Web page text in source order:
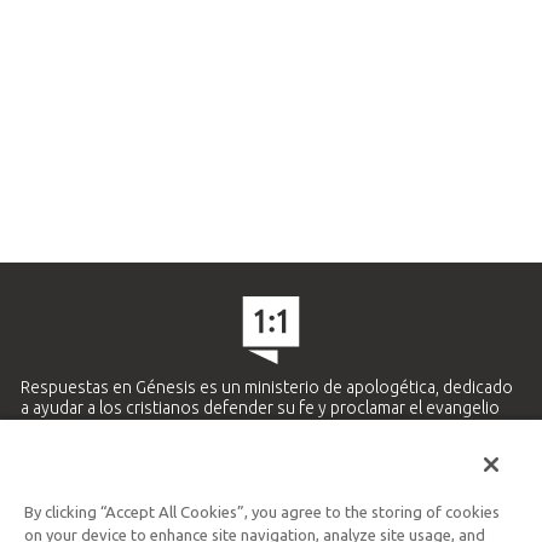
Respuestas en Génesis es un ministerio de apologética, dedicado
a ayudar a los cristianos defender su fe y proclamar el evangelio
Ministerio Hispano y Latinoamericano
By clicking “Accept All Cookies”, you agree to the storing of cookies
on your device to enhance site navigation, analyze site usage, and